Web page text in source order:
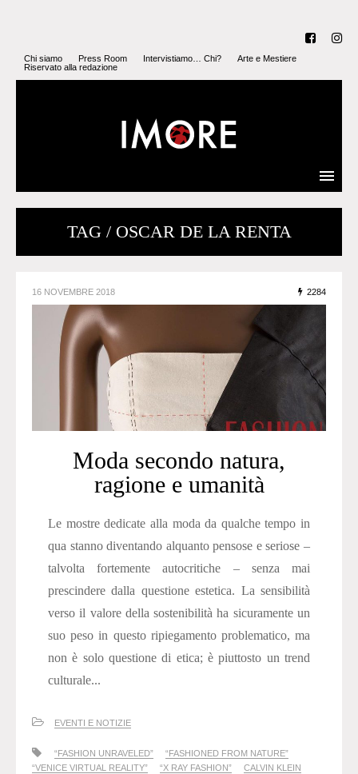
Chi siamo Press Room Intervistiamo… Chi?
Arte e Mestiere
Riservato alla redazione
TAG / OSCAR DE LA RENTA
16 NOVEMBRE 2018 2284
Moda secondo natura,
ragione e umanità
Le mostre dedicate alla moda da qualche tempo in
qua stanno diventando alquanto pensose e seriose –
talvolta fortemente autocritiche – senza mai
prescindere dalla questione estetica. La sensibilità
verso il valore della sostenibilità ha sicuramente un
suo peso in questo ripiegamento problematico, ma
non è solo questione di etica; è piuttosto un trend
culturale...
EVENTI E NOTIZIE
“FASHION UNRAVELED”
“FASHIONED FROM NATURE”
“VENICE VIRTUAL REALITY”
“X RAY FASHION”
CALVIN KLEIN